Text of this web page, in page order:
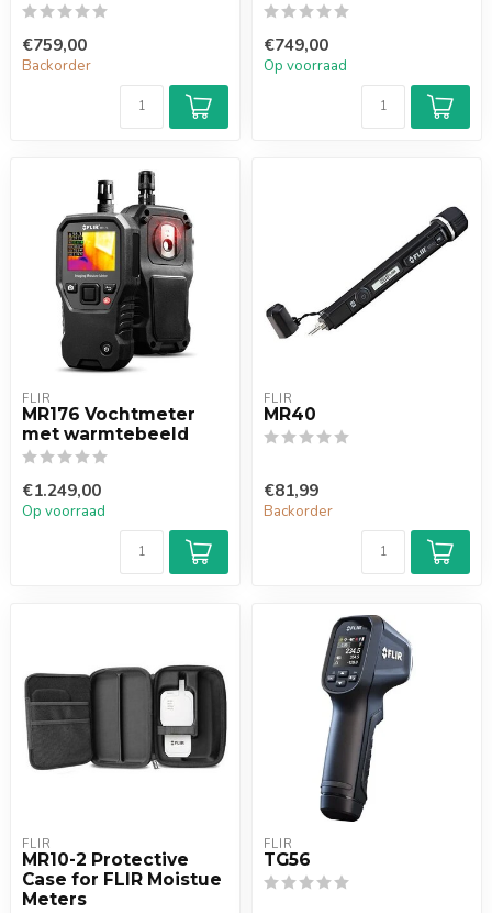
€759,00
Backorder
€749,00
Op voorraad
FLIR
MR176 Vochtmeter
met warmtebeeld
€1.249,00
Op voorraad
FLIR
MR40
€81,99
Backorder
FLIR
MR10-2 Protective
Case for FLIR Moistue
Meters
FLIR
TG56